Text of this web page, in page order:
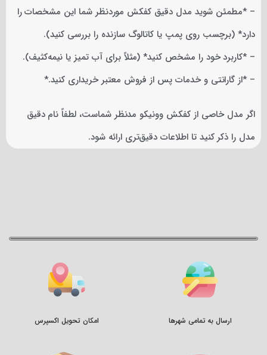
– *مطمئن شوید مدل دقیق کفکش موردنظر شما این مشخصات را
دارد* (برچسب روی پمپ یا کاتالوگ سازنده را بررسی کنید).
– *کاربرد خود را مشخص کنید* (مثلاً برای آب تمیز یا نیمه‌کثیف).
– *از گارانتی و خدمات پس از فروش معتبر خریداری کنید.*
اگر مدل خاصی از کفکش وونیکو مدنظر شماست، لطفاً نام دقیق
مدل را ذکر کنید تا اطلاعات دقیق‌تری ارائه شود.
ارسال به تمامی شهرها امکان تحویل اکسپرس